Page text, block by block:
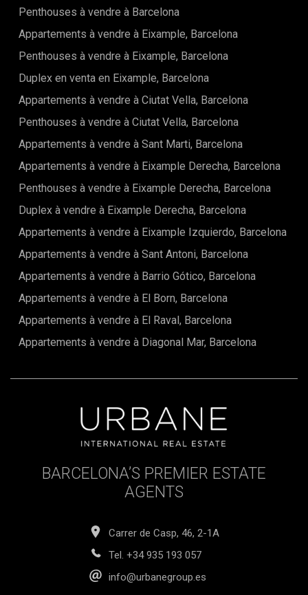
Penthouses à vendre à Barcelona
Appartements à vendre à Eixample, Barcelona
Penthouses à vendre à Eixample, Barcelona
Duplex en venta en Eixample, Barcelona
Appartements à vendre à Ciutat Vella, Barcelona
Penthouses à vendre à Ciutat Vella, Barcelona
Appartements à vendre à Sant Marti, Barcelona
Appartements à vendre à Eixample Derecha, Barcelona
Penthouses à vendre à Eixample Derecha, Barcelona
Duplex à vendre à Eixample Derecha, Barcelona
Appartements à vendre à Eixample Izquierdo, Barcelona
Appartements à vendre à Sant Antoni, Barcelona
Appartements à vendre à Barrio Gótico, Barcelona
Appartements à vendre à El Born, Barcelona
Appartements à vendre à El Raval, Barcelona
Appartements à vendre à Diagonal Mar, Barcelona
BARCELONA’S PREMIER ESTATE
AGENTS
Carrer de Casp, 46, 2-1A
Tel. +34 935 193 057
info@urbanegroup.es